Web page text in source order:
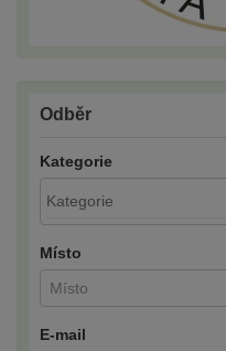
Odběr
Kategorie
Místo
Místo
E-mail